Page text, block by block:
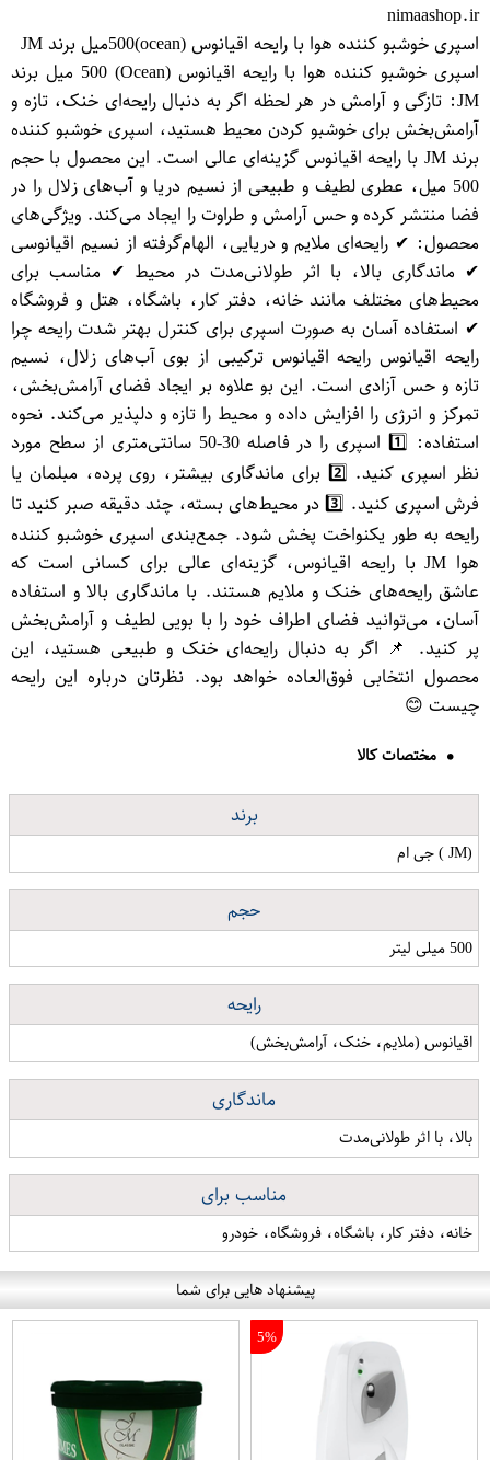
nimaashop.ir
اسپری خوشبو کننده هوا با رایحه اقیانوس (ocean)500میل برند JM
اسپری خوشبو کننده هوا با رایحه اقیانوس (Ocean) 500 میل برند
JM: تازگی و آرامش در هر لحظه اگر به دنبال رایحه‌ای خنک، تازه و
آرامش‌بخش برای خوشبو کردن محیط هستید، اسپری خوشبو کننده
برند JM با رایحه اقیانوس گزینه‌ای عالی است. این محصول با حجم
500 میل، عطری لطیف و طبیعی از نسیم دریا و آب‌های زلال را در
فضا منتشر کرده و حس آرامش و طراوت را ایجاد می‌کند. ویژگی‌های
محصول: ✔ رایحه‌ای ملایم و دریایی، الهام‌گرفته از نسیم اقیانوسی
✔ ماندگاری بالا، با اثر طولانی‌مدت در محیط ✔ مناسب برای
محیط‌های مختلف مانند خانه، دفتر کار، باشگاه، هتل و فروشگاه
✔ استفاده آسان به صورت اسپری برای کنترل بهتر شدت رایحه چرا
رایحه اقیانوس رایحه اقیانوس ترکیبی از بوی آب‌های زلال، نسیم
تازه و حس آزادی است. این بو علاوه بر ایجاد فضای آرامش‌بخش،
تمرکز و انرژی را افزایش داده و محیط را تازه و دلپذیر می‌کند. نحوه
استفاده: 1️⃣ اسپری را در فاصله 30-50 سانتی‌متری از سطح مورد
نظر اسپری کنید. 2️⃣ برای ماندگاری بیشتر، روی پرده، مبلمان یا
فرش اسپری کنید. 3️⃣ در محیط‌های بسته، چند دقیقه صبر کنید تا
رایحه به طور یکنواخت پخش شود. جمع‌بندی اسپری خوشبو کننده
هوا JM با رایحه اقیانوس، گزینه‌ای عالی برای کسانی است که
عاشق رایحه‌های خنک و ملایم هستند. با ماندگاری بالا و استفاده
آسان، می‌توانید فضای اطراف خود را با بویی لطیف و آرامش‌بخش
پر کنید. 📌 اگر به دنبال رایحه‌ای خنک و طبیعی هستید، این
محصول انتخابی فوق‌العاده خواهد بود. نظرتان درباره این رایحه
چیست 😊
مختصات کالا
برند
(JM ) جی ام
حجم
500 میلی لیتر
رایحه
اقیانوس (ملایم، خنک، آرامش‌بخش)
ماندگاری
بالا، با اثر طولانی‌مدت
مناسب برای
خانه، دفتر کار، باشگاه، فروشگاه، خودرو
پیشنهاد هایی برای شما
5%